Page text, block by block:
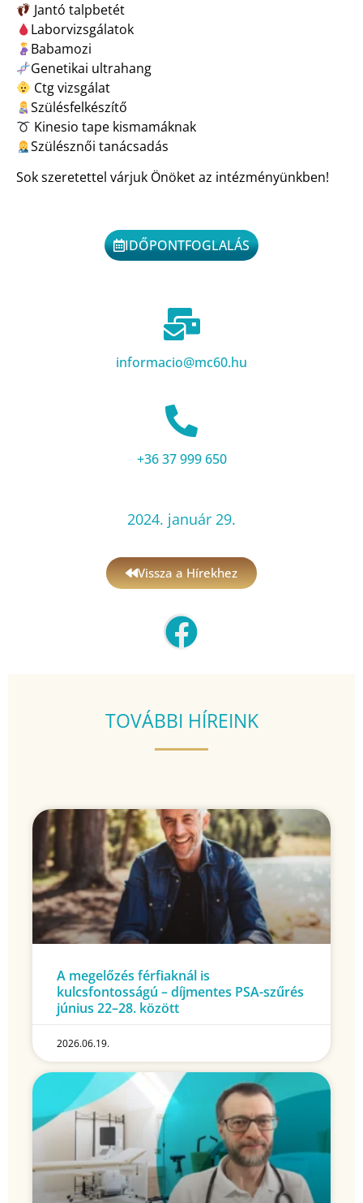
Jantó talpbetét
Laborvizsgálatok
Babamozi
Genetikai ultrahang
Ctg vizsgálat
Szülésfelkészítő
Kinesio tape kismamáknak
Szülésznői tanácsadás
Sok szeretettel várjuk Önöket az intézményünkben!
IDŐPONTFOGLALÁS
informacio@mc60.hu
+36 37 999 650
2024. január 29.
Vissza a Hírekhez
TOVÁBBI HÍREINK
A megelőzés férfiaknál is
kulcsfontosságú – díjmentes PSA-szűrés
június 22–28. között
2026.06.19.